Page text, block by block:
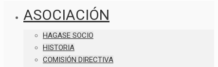
ASOCIACIÓN
HAGASE SOCIO
HISTORIA
COMISIÓN DIRECTIVA